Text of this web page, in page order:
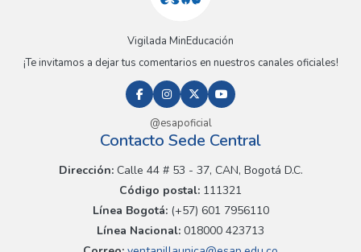
Vigilada MinEducación
¡Te invitamos a dejar tus comentarios en nuestros canales oficiales!
@esapoficial
Contacto Sede Central
Dirección:Calle 44 # 53 - 37, CAN, Bogotá D.C.
Código postal: 111321
Línea Bogotá:(+57) 601 7956110
Línea Nacional: 018000 423713